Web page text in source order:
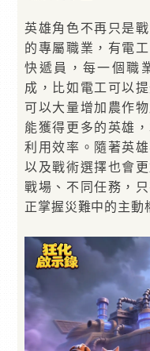
英雄角色不再只是
的專屬職業，有電
快遞員，每一個職
成，比如電工可以
可以大量增加農作
能獲得更多的英雄
利用效率。隨著英
以及戰術選擇也會
戰場、不同任務，
正掌握災難中的主動